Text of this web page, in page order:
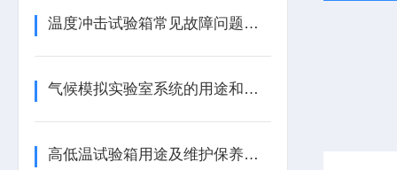
温度冲击试验箱常见故障问题及处理方法详解
气候模拟实验室系统的用途和结构组成
高低温试验箱用途及维护保养办法